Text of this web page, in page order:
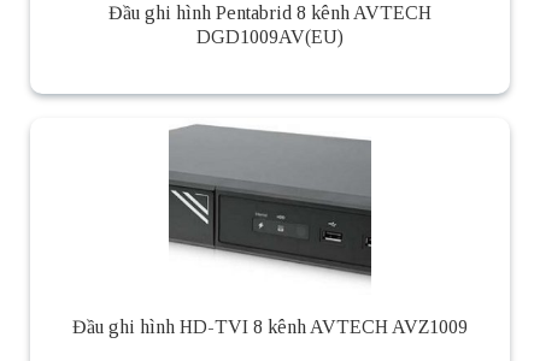
Đầu ghi hình Pentabrid 8 kênh AVTECH
DGD1009AV(EU)
Đầu ghi hình HD-TVI 8 kênh AVTECH AVZ1009